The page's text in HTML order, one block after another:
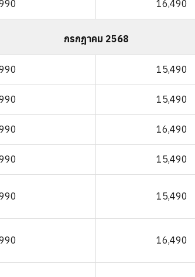
16,490
กรกฎาคม 2568
15,490
15,490
16,490
15,490
15,490
16,490